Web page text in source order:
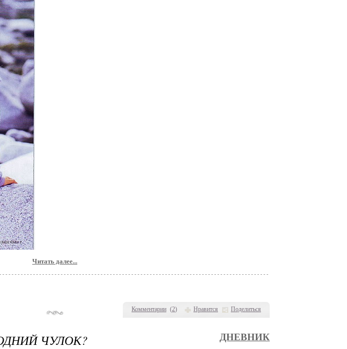
Комментарии (2) Нравится Поделиться
Читать далее...
ЧУЛОК? ДНЕВНИК